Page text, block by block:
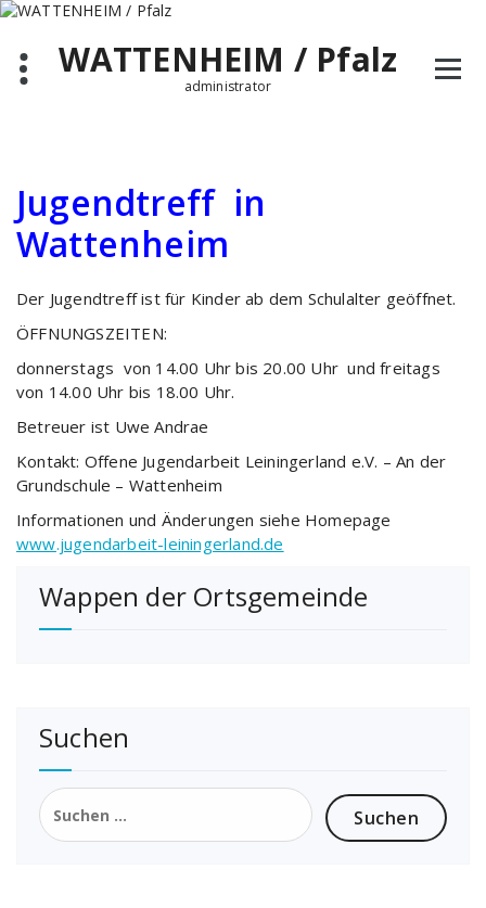
Zum
springenWATTENHEIM / Pfalz
administrator
Jugendtreff in
Wattenheim
Der Jugendtreff ist für Kinder ab dem Schulalter geöffnet.
ÖFFNUNGSZEITEN:
donnerstags von 14.00 Uhr bis 20.00 Uhr und freitags
von 14.00 Uhr bis 18.00 Uhr.
Betreuer ist Uwe Andrae
Kontakt: Offene Jugendarbeit Leiningerland e.V. – An der
Grundschule – Wattenheim
Informationen und Änderungen siehe Homepage
www.jugendarbeit-leiningerland.de
Wappen der Ortsgemeinde
Suchen
Suchen
nach: